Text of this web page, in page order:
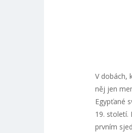
V dobách,
něj jen
Egypťané
19. století.
prvním